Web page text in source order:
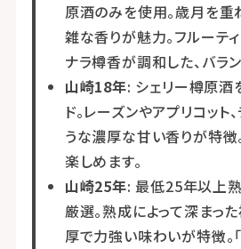
原酒のみを使用。歳月を
雑な香りが魅力。フルーテ
ナラ樽香が調和した、バラ
山崎18年: シェリー樽原酒
ド。レーズンやアプリコット
うな濃厚な甘い香りが特徴
楽しめます。
山崎25年: 最低25年以上
厳選。熟成によって深まっ
厚で力強い味わいが特徴。